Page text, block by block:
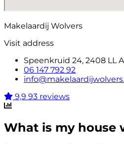
Makelaardij Wolvers
Visit address
Speenkruid 24, 2408 LL
06 147 792 92
9,9 93 reviews
What is my house